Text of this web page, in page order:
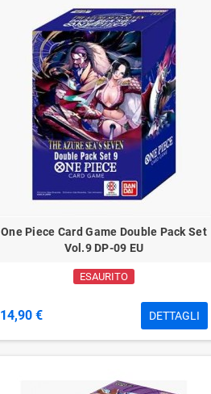
One Piece Card Game Double Pack Set
Vol.9 DP-09 EU
ESAURITO
14,90 € DETTAGLI